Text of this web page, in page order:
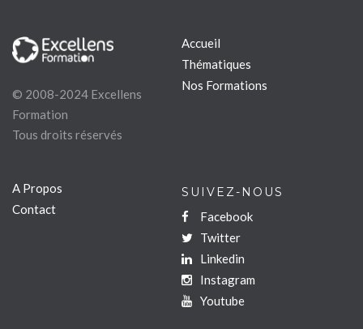
© 2008-2024 Excellens
Formation
Tous droits réservés
Accueil
Thématiques
Nos Formations
A Propos
Contact
SUIVEZ-NOUS
Facebook
Twitter
Linkedin
Instagram
Youtube